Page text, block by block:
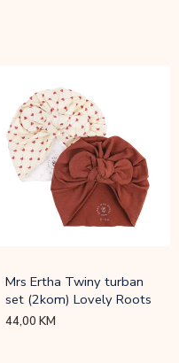
Mrs Ertha Twiny turban
set (2kom) Lovely Roots
44,00KM